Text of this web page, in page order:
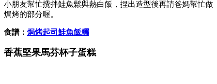
小朋友幫忙攪拌鮭魚鬆與熱白飯，捏出造型後再請爸媽幫忙做
焗烤的部分喔。
食譜： 焗烤起司鮭魚飯糰
香蕉堅果馬芬杯子蛋糕